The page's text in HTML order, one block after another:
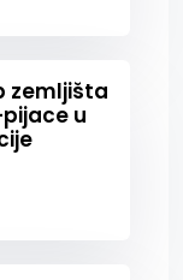
zemljišta
u